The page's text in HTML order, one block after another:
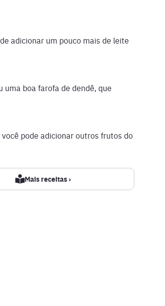
adicionar um pouco mais de leite
boa farofa de dendê, que
pode adicionar outros frutos do
Mais receitas ›